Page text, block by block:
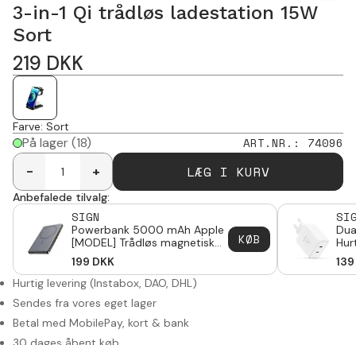
3-in-1 Qi trådløs ladestation 15W
Sort
219 DKK
Farve: Sort
På lager(18) ART.NR. : 74096
-
+ LÆG I KURV
Anbefalede tilvalg:
SIGN
Powerbank 5000 mAh Apple
[MODEL] Trådløs magnetisk
Grå
199 DKK
KØB
139
Hurtig levering (Instabox, DAO, DHL)
Sendes fra vores eget lager
Betal med MobilePay, kort & bank